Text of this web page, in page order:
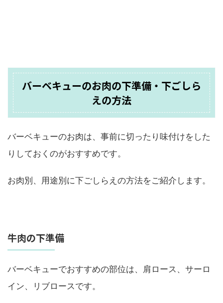
バーベキューのお肉の下準備・下ごしら
えの方法
バーベキューのお肉は、事前に切ったり味付けをした
りしておくのがおすすめです。
お肉別、用途別に下ごしらえの方法をご紹介します。
牛肉の下準備
バーベキューでおすすめの部位は、肩ロース、サーロ
イン、リブロースです。